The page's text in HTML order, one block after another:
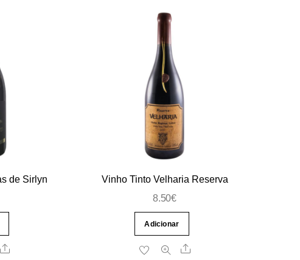
de Sirlyn
Share
Vinho Tinto Velharia Reserva
8.50€
Adicionar
Share